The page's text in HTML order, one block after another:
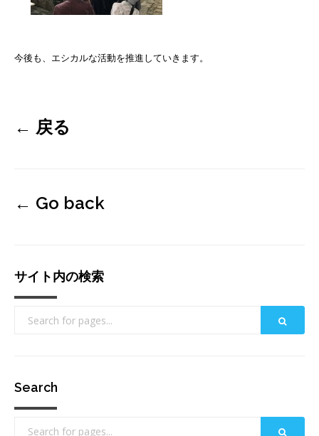
今後も、エシカルな活動を推進していきます。
← 戻る
← Go back
サイト内の検索
Search